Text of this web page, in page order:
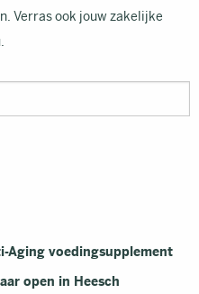
Verras ook jouw zakelijke
Aging voedingsupplement
open in Heesch